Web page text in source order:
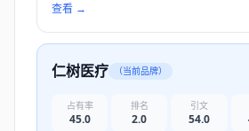
查看 →
仁树医疗 （当前品牌）
占有率
45.0
排名
2.0
引文
54.0